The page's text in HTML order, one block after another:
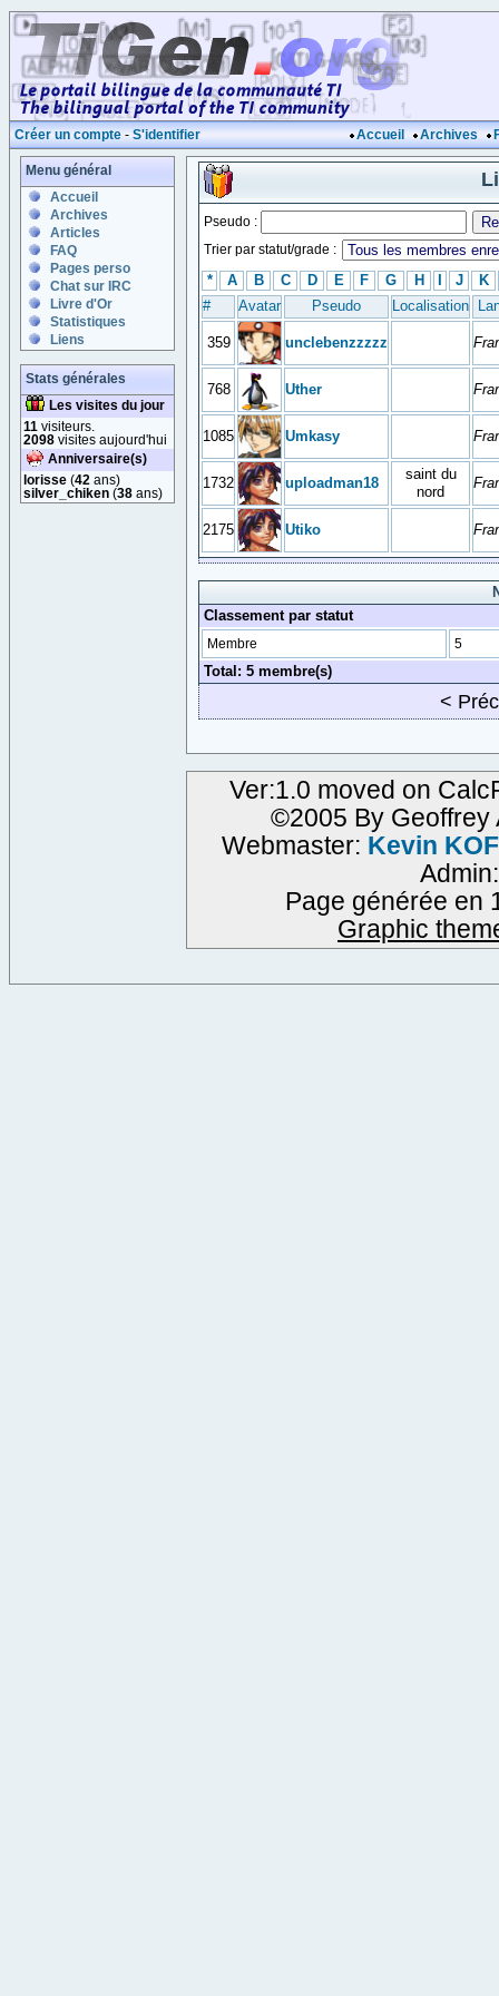
Créer un compte - S'identifier Accueil Archives
Menu général
Accueil
Archives
Articles
FAQ
Pages perso
Chat sur IRC
Livre d'Or
Statistiques
Liens
Stats générales
Les visites du jour
11 visiteurs.
2098 visites aujourd'hui
Anniversaire(s)
lorisse (42 ans)
silver_chiken (38 ans)
Pseudo :
Trier par statut/grade :
* A B C D E F G H J
K
#
Avatar Pseudo Localisation
359 unclebenzzzzz
768 Uther
1085 Umkasy
1732 uploadman18
saint du
nord
2175 Utiko
Classement par statut
Membre 5
Total: 5 membre(s)
<
Ver:1.0 moved on
©2005 By Geoffrey
Webmaster: Kevin
Page générée en
Graphic